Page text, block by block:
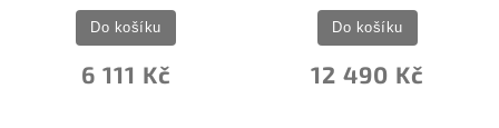
6 111 Kč
Do košíku
12 490 Kč
Do košíku